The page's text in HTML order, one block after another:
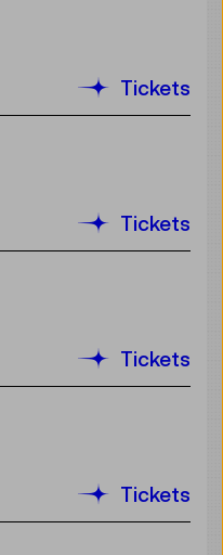
Tickets
Tickets
Tickets
Tickets